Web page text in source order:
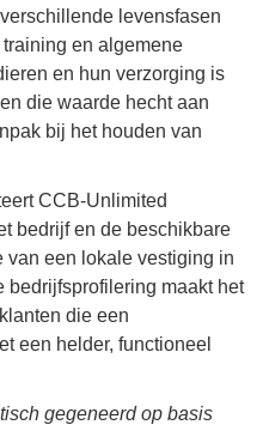
levensfasen
en algemene
en hun verzorging is
die waarde hecht aan
bij het houden van
CCB-Unlimited
bedrijf en de beschikbare
een lokale vestiging in
maakt het
die een
een helder, functioneel
gegeneerd op basis